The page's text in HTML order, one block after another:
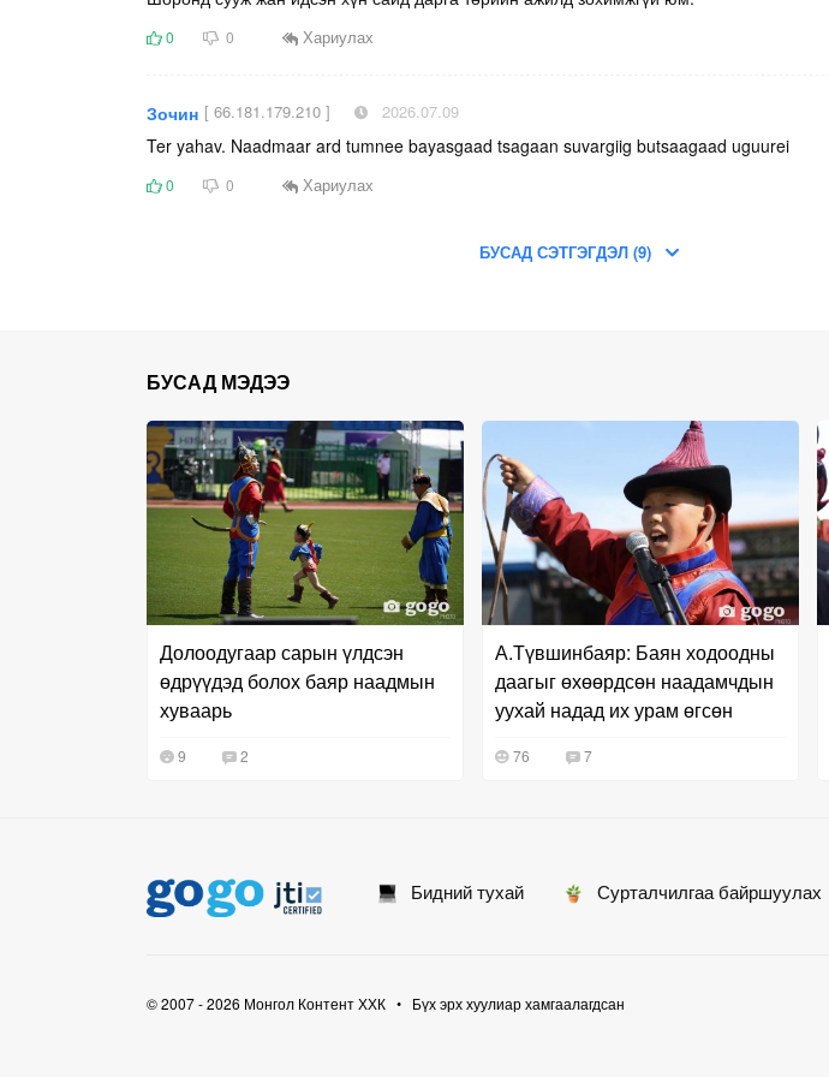
0 0 Хариулах
Зочин [ 66.181.179.210 ] 2026.07.09
Ter yahav. Naadmaar ard tumnee bayasgaad tsagaan suvargiig butsaagaad uguurei
0 0 Хариулах
БУСАД СЭТГЭГДЭЛ (9)
БУСАД МЭДЭЭ
Долоодугаар сарын үлдсэн
өдрүүдэд болох баяр наадмын
хуваарь
9 2
А.Түвшинбаяр: Баян ходоодны
даагыг өхөөрдсөн наадамчдын
уухай надад их урам өгсөн
76 7
Бидний тухай Сурталчилгаа байршуулах
© 2007 - 2026 Монгол Контент ХХК • Бүх эрх хуулиар хамгаалагдсан